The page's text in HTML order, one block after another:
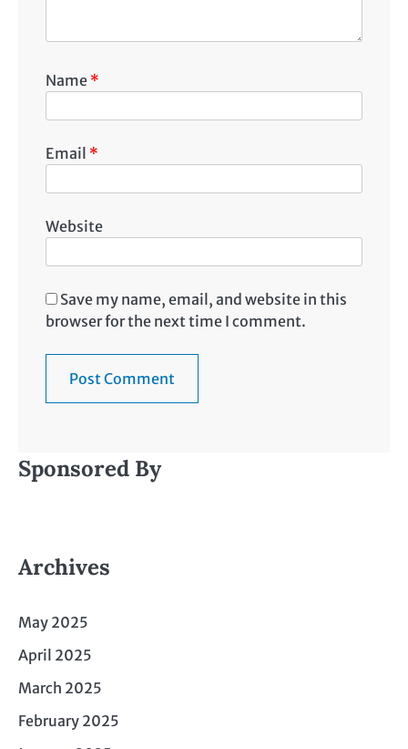
Name *
Email *
Website
Save my name, email, and website in this
browser for the next time I comment.
Sponsored By
Archives
May 2025
April 2025
March 2025
February 2025